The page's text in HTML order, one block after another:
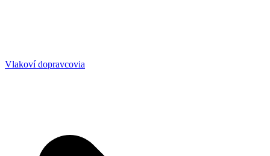
Vlakoví dopravcovia